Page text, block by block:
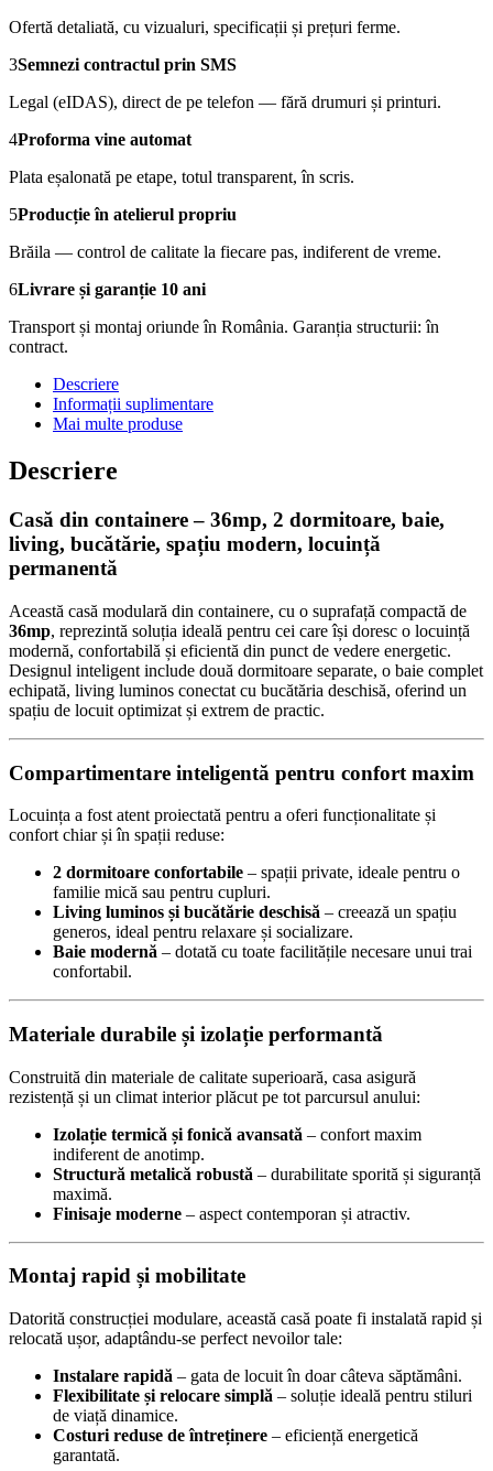
Ofertă detaliată, cu vizualuri, specificații și prețuri ferme.
3Semnezi contractul prin SMS
Legal (eIDAS), direct de pe telefon — fără drumuri și printuri.
4Proforma vine automat
Plata eșalonată pe etape, totul transparent, în scris.
5Producție în atelierul propriu
Brăila — control de calitate la fiecare pas, indiferent de vreme.
6Livrare și garanție 10 ani
Transport și montaj oriunde în România. Garanția structurii: în
contract.
Descriere
Informații suplimentare
Mai multe produse
Descriere
Casă din containere – 36mp, 2 dormitoare, baie,
living, bucătărie, spațiu modern, locuință
permanentă
Această casă modulară din containere, cu o suprafață compactă de
36mp, reprezintă soluția ideală pentru cei care își doresc o locuință
modernă, confortabilă și eficientă din punct de vedere energetic.
Designul inteligent include două dormitoare separate, o baie complet
echipată, living luminos conectat cu bucătăria deschisă, oferind un
spațiu de locuit optimizat și extrem de practic.
Compartimentare inteligentă pentru confort maxim
Locuința a fost atent proiectată pentru a oferi funcționalitate și
confort chiar și în spații reduse:
2 dormitoare confortabile – spații private, ideale pentru o
familie mică sau pentru cupluri.
Living luminos și bucătărie deschisă – creează un spațiu
generos, ideal pentru relaxare și socializare.
Baie modernă – dotată cu toate facilitățile necesare unui trai
confortabil.
Materiale durabile și izolație performantă
Construită din materiale de calitate superioară, casa asigură
rezistență și un climat interior plăcut pe tot parcursul anului:
Izolație termică și fonică avansată – confort maxim
indiferent de anotimp.
Structură metalică robustă – durabilitate sporită și siguranță
maximă.
Finisaje moderne – aspect contemporan și atractiv.
Montaj rapid și mobilitate
Datorită construcției modulare, această casă poate fi instalată rapid și
relocată ușor, adaptându-se perfect nevoilor tale:
Instalare rapidă – gata de locuit în doar câteva săptămâni.
Flexibilitate și relocare simplă – soluție ideală pentru stiluri
de viață dinamice.
Costuri reduse de întreținere – eficiență energetică
garantată.